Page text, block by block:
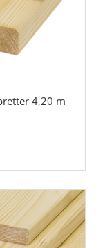
4,20 m